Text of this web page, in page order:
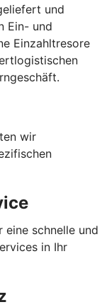
und
Ein- und
Einzahltresore
wir
schnelle und
in Ihr